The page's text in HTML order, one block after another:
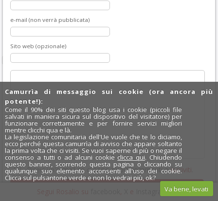
e-mail (non verrà pubblicata)
Sito web (opzionale)
Ricevi un'e-mail se ci sono nuovi commenti oiscriviti
x
Instagram
Camurrìa di messaggio sui cookie (ora ancora più
potente!):
Come il 90% dei siti questo blog usa i cookie (piccoli file
salvati in maniera sicura sul dispositivo del visitatore) per
funzionare correttamente e per fornire servizi migliori
mentre clicchi qua e là.
La legislazione comunitaria dell'Ue vuole che te lo diciamo,
ecco perché questa camurrìa di avviso che appare soltanto
la prima volta che ci visiti. Se vuoi saperne di più o negare il
consenso a tutti o ad alcuni cookie clicca qui. Chiudendo
questo banner, scorrendo questa pagina o cliccando su
qualunque suo elemento acconsenti all'uso dei cookie.
Clicca sul pulsantone verde e non lo vedrai più, ok?
Va bene, levati